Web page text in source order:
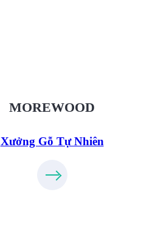
MOREWOOD
Xưởng Gỗ Tự Nhiên